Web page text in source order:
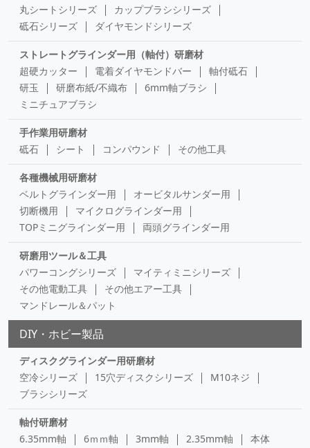
EX-M012 E×ディスク 金属用 #400
粒度(#)： 400
砥材：
アルミナ
外径(mm)：
100
丸シートシリーズ
カップブラシシリーズ
砥石シリーズ
ダイヤモンドシリーズ
ストレートグラインダー用（軸付）研磨材
超硬カッター
電着ダイヤモンドバー
軸付砥石
研玉
研磨布紙/不織布
6mm軸ブラシ
ミニチュアブラシ
手作業用研磨材
砥石
シート コンパウンド その他工具
各種機械用研磨材
ベルトグラインダー用
オービタルサンダー用
切断機用
マイクログラインダー用
TOPミニグラインダー用
両頭グラインダー用
研磨用ツール＆工具
パワーコングシリーズ
マイティミニシリーズ
その他電動工具
その他エアー工具
マンドレール＆パット
DIY・ホビー製品
ディスクグラインダー用研磨材
空冷シリーズ
15穴ディスクシリーズ
M10ネジ
ブラシシリーズ
軸付研磨材
6.35mm軸
6ｍｍ軸 3mm軸 2.35mm軸 本体